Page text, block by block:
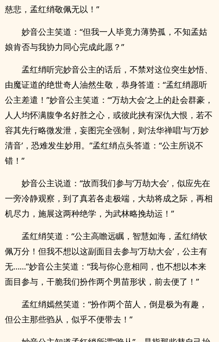
慈悲，孟红绡敬佩无以！”
妙音公主笑道：“但我一人毕竟力薄势孤，不知孟姑
娘肯否与我协力同心完成此愿？”
孟红绡听完妙音公主的话后，不禁对这位突生妙悟、
由魔证道的绝世奇人油然生敬，恭身答道：“孟红绡愿听
公主差遣！”妙音公主笑道：“‘万劫大会’之上的赴会群豪，
人人均怀满腹争名好胜之心，或彼此挟有深仇大恨，若不
容其先行略微发泄，妄图完全强制，则‘法华禅唱’与‘万妙
清音’，恐难发生妙用。”孟红绡点头答道：“公主所说不
错！”
妙音公主说道：“故而我们参与‘万劫大会’，似应先在
一旁冷静观察，到了真若各走极端，大劫将成之际，再相
机尽力，施展这两种绝学，为武林略挽劫运！”
孟红绡笑道：“公主高瞻远瞩，智慧如海，孟红绡钦
佩万分！但我不想以这副面目去参与‘万劫大会’，公主有
无……”妙音公主笑道：“我与你心意相同，也不想以本来
面目参与，干脆我们扮作两个男苗形状，前去便了！”
孟红绡嫣然笑道：“扮作两个苗人，倒是极为有趣，
但公主那些驺从，似乎不便带去！”